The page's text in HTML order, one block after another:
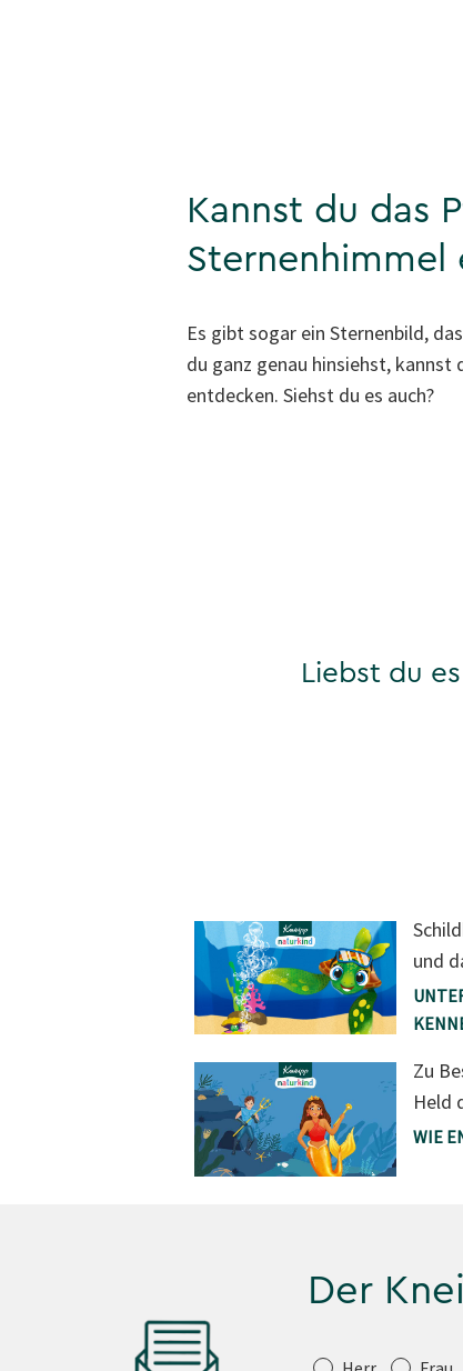
Kannst du das
Sternenhimmel
Es gibt sogar ein Sternenbild,
du ganz genau hinsiehst,
entdecken. Siehst du es auch?
Liebst du
und
Zu
Held
WIE
Der
Anrede